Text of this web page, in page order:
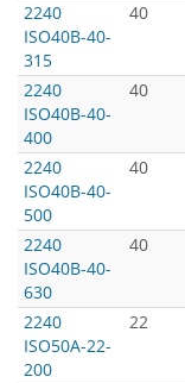
2240
ISO40B-40-
315
40
2240
ISO40B-40-
400
40
2240
ISO40B-40-
500
40
2240
ISO40B-40-
630
40
2240
ISO50A-22-
200
22